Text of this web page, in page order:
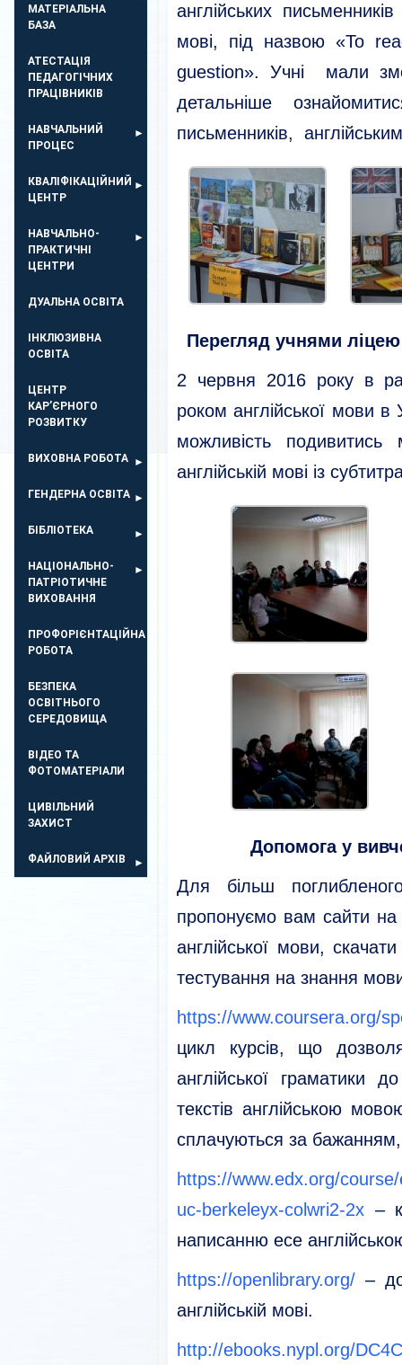
МАТЕРІАЛЬНА
БАЗА
АТЕСТАЦІЯ
ПЕДАГОГІЧНИХ
ПРАЦІВНИКІВ
НАВЧАЛЬНИЙ
ПРОЦЕС
КВАЛІФІКАЦІЙНИЙ
ЦЕНТР
НАВЧАЛЬНО-
ПРАКТИЧНІ
ЦЕНТРИ
ДУАЛЬНА ОСВІТА
ІНКЛЮЗИВНА
ОСВІТА
ЦЕНТР
КАР’ЄРНОГО
РОЗВИТКУ
ВИХОВНА РОБОТА
ГЕНДЕРНА ОСВІТА
БІБЛІОТЕКА
НАЦІОНАЛЬНО-
ПАТРІОТИЧНЕ
ВИХОВАННЯ
ПРОФОРІЄНТАЦІЙНА
РОБОТА
БЕЗПЕКА
ОСВIТНЬОГО
СЕРЕДОВИЩА
ВІДЕО ТА
ФОТОМАТЕРІАЛИ
ЦИВІЛЬНИЙ
ЗАХИСТ
ФАЙЛОВИЙ АРХІВ
англійських
мові, під назвою «To
guestion». Учні мали
детальніше
письменників,
Перегляд учнями ліцею
2 червня 2016 року в
роком англійської мови
можливість подивитись
англійській мові із
Допомога у
Для більш
пропонуємо вам сайти
англійської мови,
тестування на знання
https://www.coursera.org/
цикл курсів, що
англійської граматики
текстів англійською
сплачуються за
https://www.edx.org/
uc-berkeleyx-colwri2-2x –
написанню есе
https://openlibrary.org/ –
англійській мові.
http://ebooks.nypl.org/